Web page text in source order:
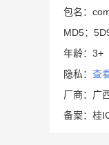
包名：
年龄：3+
隐私： 查
厂商：广
备案：桂